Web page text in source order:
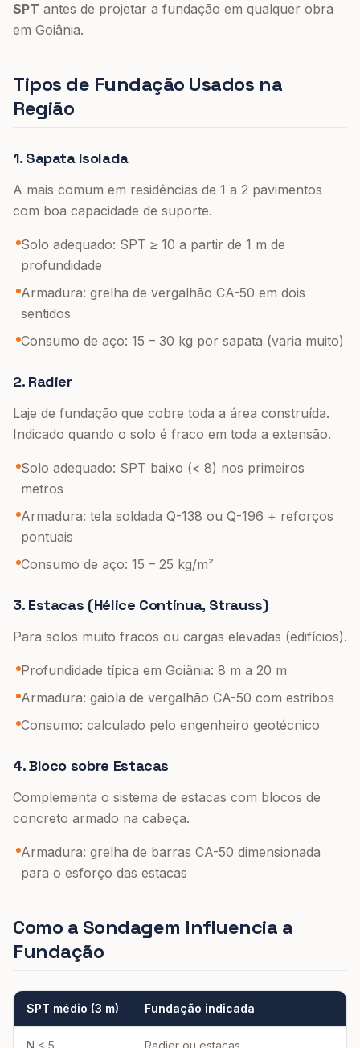
SPT antes de projetar a fundação em qualquer obra
em Goiânia.
Tipos de Fundação Usados na
Região
1. Sapata Isolada
A mais comum em residências de 1 a 2 pavimentos
com boa capacidade de suporte.
Solo adequado: SPT ≥ 10 a partir de 1 m de
profundidade
Armadura: grelha de vergalhão CA-50 em dois
sentidos
Consumo de aço: 15 – 30 kg por sapata (varia muito)
2. Radier
Laje de fundação que cobre toda a área construída.
Indicado quando o solo é fraco em toda a extensão.
Solo adequado: SPT baixo (< 8) nos primeiros
metros
Armadura: tela soldada Q-138 ou Q-196 + reforços
pontuais
Consumo de aço: 15 – 25 kg/m²
3. Estacas (Hélice Contínua, Strauss)
Para solos muito fracos ou cargas elevadas (edifícios).
Profundidade típica em Goiânia: 8 m a 20 m
Armadura: gaiola de vergalhão CA-50 com estribos
Consumo: calculado pelo engenheiro geotécnico
4. Bloco sobre Estacas
Complementa o sistema de estacas com blocos de
concreto armado na cabeça.
Armadura: grelha de barras CA-50 dimensionada
para o esforço das estacas
Como a Sondagem Influencia a
Fundação
SPT médio (3 m) Fundação indicada
N < 5 Radier ou estacas